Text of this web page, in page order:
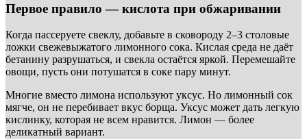
Первое правило — кислота при обжаривании
Когда пассеруете свеклу, добавьте в сковороду 2–3 столовые
ложки свежевыжатого лимонного сока. Кислая среда не даёт
бетанину разрушаться, и свекла остаётся яркой. Перемешайте
овощи, пусть они потушатся в соке пару минут.
Многие вместо лимона используют уксус. Но лимонный сок
мягче, он не перебивает вкус борща. Уксус может дать легкую
кислинку, которая не всем нравится. Лимон — более
деликатный вариант.